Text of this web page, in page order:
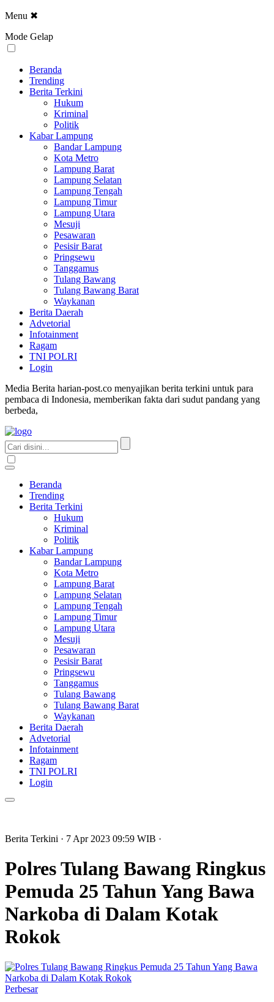
Menu ✖
Mode Gelap
Beranda
Trending
Berita Terkini
Hukum
Kriminal
Politik
Kabar Lampung
Bandar Lampung
Kota Metro
Lampung Barat
Lampung Selatan
Lampung Tengah
Lampung Timur
Lampung Utara
Mesuji
Pesawaran
Pesisir Barat
Pringsewu
Tanggamus
Tulang Bawang
Tulang Bawang Barat
Waykanan
Berita Daerah
Advetorial
Infotainment
Ragam
TNI POLRI
Login
Media Berita harian-post.co menyajikan berita terkini untuk para
pembaca di Indonesia, memberikan fakta dari sudut pandang yang
berbeda,
Beranda
Trending
Berita Terkini
Hukum
Kriminal
Politik
Kabar Lampung
Bandar Lampung
Kota Metro
Lampung Barat
Lampung Selatan
Lampung Tengah
Lampung Timur
Lampung Utara
Mesuji
Pesawaran
Pesisir Barat
Pringsewu
Tanggamus
Tulang Bawang
Tulang Bawang Barat
Waykanan
Berita Daerah
Advetorial
Infotainment
Ragam
TNI POLRI
Login
Berita Terkini · 7 Apr 2023 09:59 WIB ·
Polres Tulang Bawang Ringkus
Pemuda 25 Tahun Yang Bawa
Narkoba di Dalam Kotak
Rokok
Perbesar